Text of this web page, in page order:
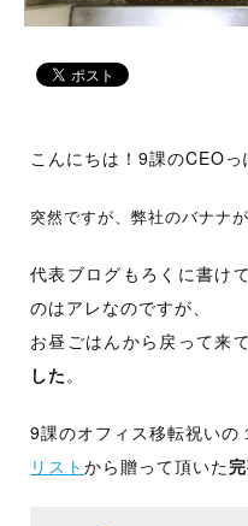
す
こんにちは！9課のCEOっ
突然ですが、弊社のバナナが
代表ブログもろくに書け
のはアレなのですが、
お昼ごはんから戻って来
した 。
9課のオフィス移転祝いの
リスト から贈って頂いた